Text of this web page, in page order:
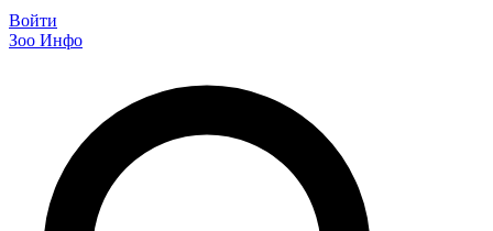
Войти
Зоо Инфо